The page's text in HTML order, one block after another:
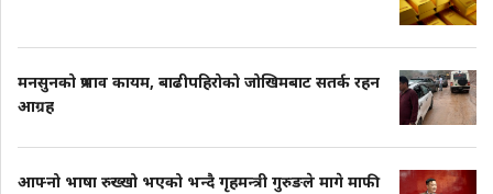
मनसुनको प्रभाव कायम, बाढीपहिरोको जोखिमबाट सतर्क रहन
आग्रह
आफ्नो भाषा रुख्खो भएको भन्दै गृहमन्त्री गुरुङले मागे माफी